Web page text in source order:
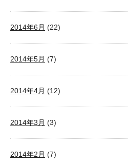
2014年6月 (22)
2014年5月 (7)
2014年4月 (12)
2014年3月 (3)
2014年2月 (7)